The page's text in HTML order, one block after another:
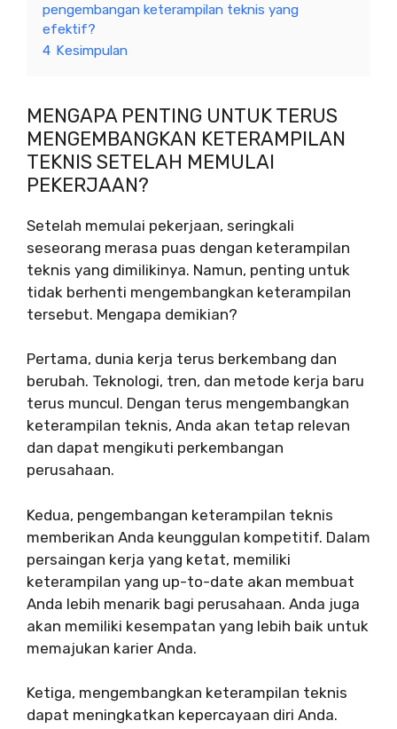
pengembangan keterampilan teknis yang
efektif?
4 Kesimpulan
MENGAPA PENTING UNTUK TERUS
MENGEMBANGKAN KETERAMPILAN
TEKNIS SETELAH MEMULAI
PEKERJAAN?
Setelah memulai pekerjaan, seringkali
seseorang merasa puas dengan keterampilan
teknis yang dimilikinya. Namun, penting untuk
tidak berhenti mengembangkan keterampilan
tersebut. Mengapa demikian?
Pertama, dunia kerja terus berkembang dan
berubah. Teknologi, tren, dan metode kerja baru
terus muncul. Dengan terus mengembangkan
keterampilan teknis, Anda akan tetap relevan
dan dapat mengikuti perkembangan
perusahaan.
Kedua, pengembangan keterampilan teknis
memberikan Anda keunggulan kompetitif. Dalam
persaingan kerja yang ketat, memiliki
keterampilan yang up-to-date akan membuat
Anda lebih menarik bagi perusahaan. Anda juga
akan memiliki kesempatan yang lebih baik untuk
memajukan karier Anda.
Ketiga, mengembangkan keterampilan teknis
dapat meningkatkan kepercayaan diri Anda.